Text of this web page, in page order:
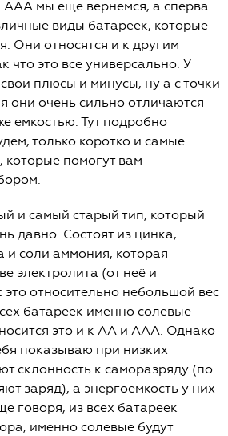
мы еще вернемся, а сперва
виды батареек, которые
Они относятся и к другим
что это все универсально. У
плюсы и минусы, ну а с точки
они очень сильно отличаются
емкостью. Тут подробно
только коротко и самые
помогут вам
и самый старый тип, который
давно. Состоят из цинка,
и соли аммония, которая
электролита (от неё и
относительно небольшой вес
батареек именно солевые
это и к АА и ААА. Однако
показываю при низких
склонность к саморазряду (по
заряд), а энергоемкость у них
говоря, из всех батареек
именно солевые будут